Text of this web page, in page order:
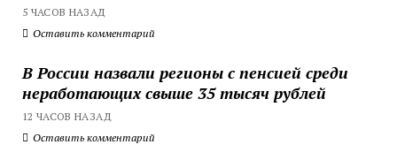
5 ЧАСОВ НАЗАД
Оставить комментарий
В России назвали регионы с пенсией среди
неработающих свыше 35 тысяч рублей
12 ЧАСОВ НАЗАД
Оставить комментарий